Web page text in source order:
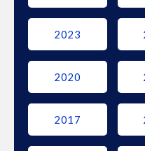
2023
2020
2017